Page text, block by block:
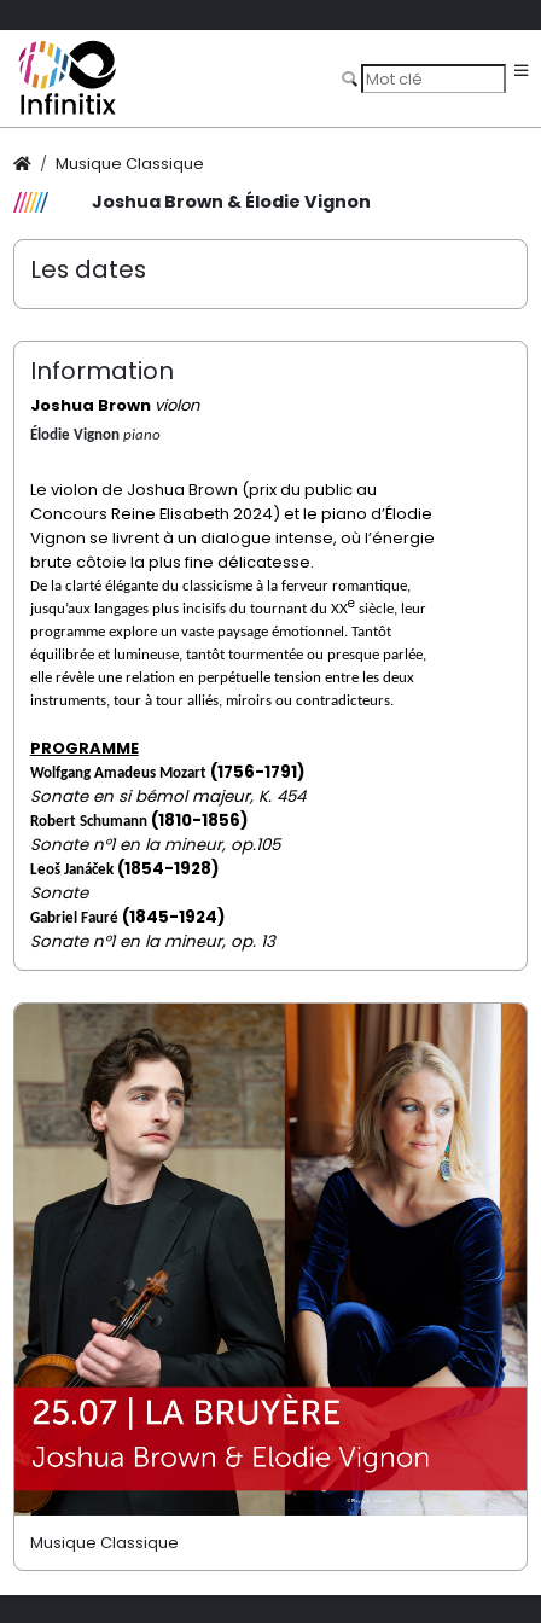
Musique Classique
Joshua Brown & Élodie Vignon
Les dates
Information
Joshua Brown violon
Élodie Vignon piano
Le violon de Joshua Brown (prix du public au
Concours Reine Elisabeth 2024) et le piano d’Élodie
Vignon se livrent à un dialogue intense, où l’énergie
brute côtoie la plus fine délicatesse.
De la clarté élégante du classicisme à la ferveur romantique,
jusqu’aux langages plus incisifs du tournant du XXesiècle, leur
programme explore un vaste paysage émotionnel. Tantôt
équilibrée et lumineuse, tantôt tourmentée ou presque parlée,
elle révèle une relation en perpétuelle tension entre les deux
instruments, tour à tour alliés, miroirs ou contradicteurs.
PROGRAMME
Wolfgang Amadeus Mozart (1756-1791)
Sonate en si bémol majeur, K. 454
Robert Schumann (1810-1856)
Sonate n°1 en la mineur, op.105
Leoš Janáček (1854-1928)
Sonate
Gabriel Fauré (1845-1924)
Sonate n°1 en la mineur, op. 13
Musique Classique